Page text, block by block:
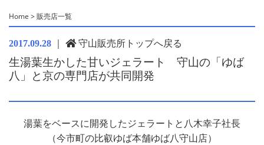
Home >販売店一覧
2017.09.28 ｜ 守山販売所トップへ戻る
生湯葉生かした甘いジェラート 守山の「ゆば
八」と京の専門店が共同開発
湯葉をベースに開発したジェラートと八木幸子社長
（今市町の比叡ゆば本舗ゆば八守山店）